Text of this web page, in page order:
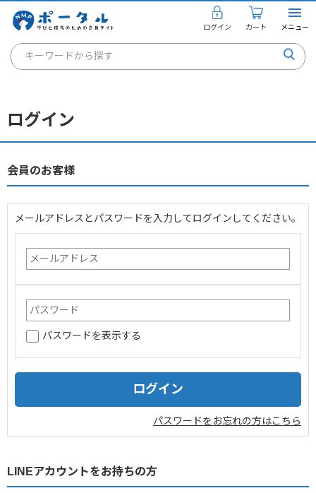
ログイン カート メニュー
キーワードから探す
通信講座
講座を探す
個人のお客様
法人のお客様
企業情報
採用情報
ログイン
会員のお客様
メールアドレスとパスワードを入力してログインしてください。
パスワードを表示する
パスワードをお忘れの方はこちら
LINEアカウントをお持ちの方